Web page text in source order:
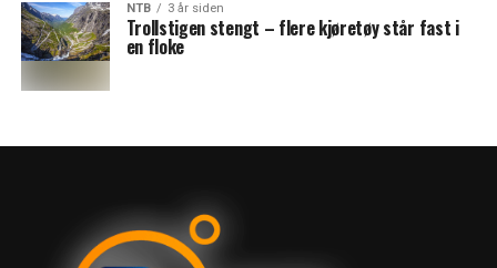
NTB 3 år siden
Trollstigen stengt – flere kjøretøy står fast i
en floke